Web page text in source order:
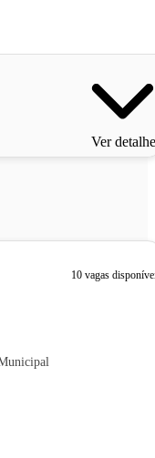
Ver
10 vagas